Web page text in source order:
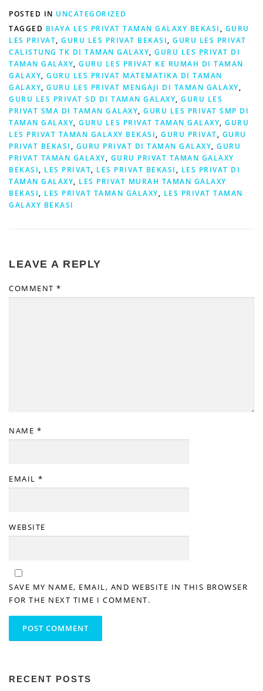
POSTED IN UNCATEGORIZED
TAGGED BIAYA LES PRIVAT TAMAN GALAXY BEKASI, GURU
LES PRIVAT, GURU LES PRIVAT BEKASI, GURU LES PRIVAT
CALISTUNG TK DI TAMAN GALAXY, GURU LES PRIVAT DI
TAMAN GALAXY, GURU LES PRIVAT KE RUMAH DI TAMAN
GALAXY, GURU LES PRIVAT MATEMATIKA DI TAMAN
GALAXY, GURU LES PRIVAT MENGAJI DI TAMAN GALAXY,
GURU LES PRIVAT SD DI TAMAN GALAXY, GURU LES
PRIVAT SMA DI TAMAN GALAXY, GURU LES PRIVAT SMP DI
TAMAN GALAXY, GURU LES PRIVAT TAMAN GALAXY, GURU
LES PRIVAT TAMAN GALAXY BEKASI, GURU PRIVAT, GURU
PRIVAT BEKASI, GURU PRIVAT DI TAMAN GALAXY, GURU
PRIVAT TAMAN GALAXY, GURU PRIVAT TAMAN GALAXY
BEKASI, LES PRIVAT, LES PRIVAT BEKASI, LES PRIVAT DI
TAMAN GALAXY, LES PRIVAT MURAH TAMAN GALAXY
BEKASI, LES PRIVAT TAMAN GALAXY, LES PRIVAT TAMAN
GALAXY BEKASI
LEAVE A REPLY
COMMENT *
NAME *
EMAIL *
WEBSITE
SAVE MY NAME, EMAIL, AND WEBSITE IN THIS BROWSER
FOR THE NEXT TIME I COMMENT.
RECENT POSTS